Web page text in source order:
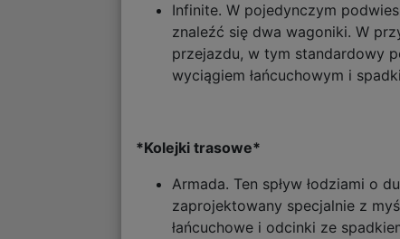
Infinite. W pojedynczym
znaleźć się dwa wagoniki. W
przejazdu, w tym standardowy
wyciągiem łańcuchowym i
*Kolejki trasowe*
Armada. Ten spływ łodziami o
zaprojektowany specjalnie z
łańcuchowe i odcinki ze